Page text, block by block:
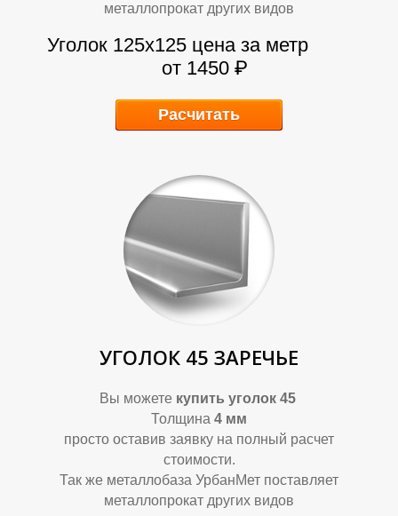
Р
металлопрокат других видов
Уголок 125х125 цена за метр
от 1450 ₽
Расчитать
УГОЛОК 45 ЗАРЕЧЬЕ
Вы можете купить уголок 45
Толщина 4 мм
просто оставив заявку на полный расчет
стоимости.
Так же металлобаза УрбанМет поставляет
металлопрокат других видов
Р